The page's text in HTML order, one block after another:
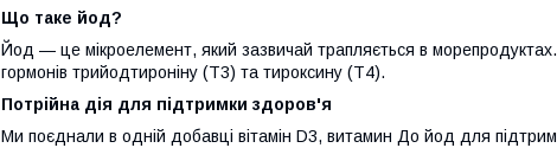
Що таке йод?
Йод — це мікроелемент, який зазвичай трапляється в
гормонів трийодтироніну (T3) та тироксину (T4).
Потрійна дія для підтримки здоров'я
Ми поєднали в одній добавці вітамін D3, витамин До йод для